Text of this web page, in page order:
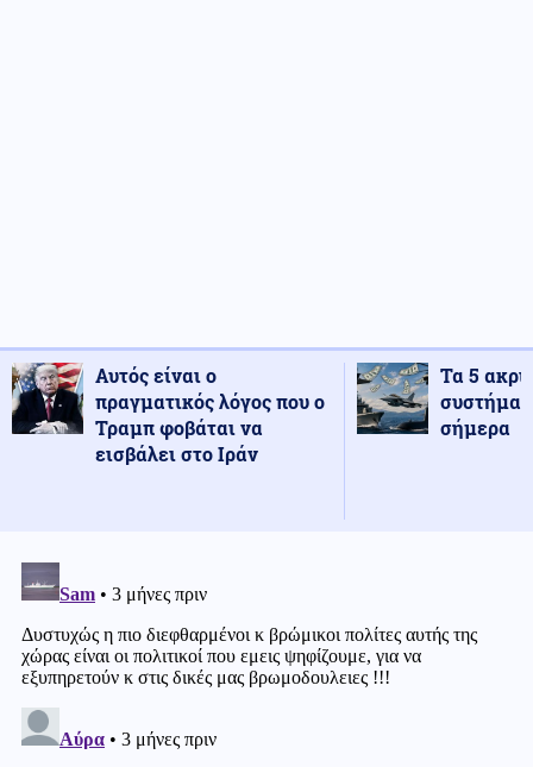
Αυτός είναι ο
πραγματικός λόγος που ο
Τραμπ φοβάται να
εισβάλει στο Ιράν
Τα 5
σήμερα